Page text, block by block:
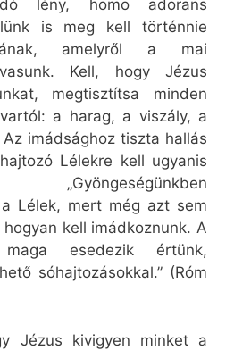
lény, homo adorans
is meg kell történnie
amelyről a mai
Kell, hogy Jézus
megtisztítsa minden
a harag, a viszály, a
imádsághoz tiszta hallás
Lélekre kell ugyanis
„Gyöngeségünkben
Lélek, mert még azt sem
kell imádkoznunk. A
esedezik értünk,
sóhajtozásokkal.” (Róm
Jézus kivigyen minket a